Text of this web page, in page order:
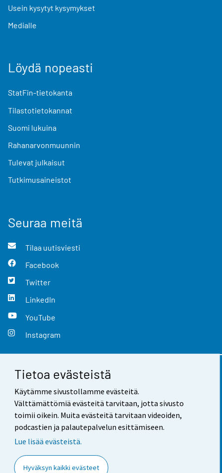
Tietoa evästeistä
Käytämme sivustollamme evästeitä.
Välttämättömiä evästeitä tarvitaan, jotta sivusto
toimii oikein. Muita evästeitä tarvitaan videoiden,
podcastien ja palautepalvelun esittämiseen.
Lue lisää evästeistä.
Hyväksyn kaikki evästeet
Usein kysytyt kysymykset
Medialle
Löydä nopeasti
StatFin-tietokanta
Tilastotietokannat
Suomi lukuina
Rahanarvonmuunnin
Tulevat julkaisut
Tutkimusaineistot
Seuraa meitä
Tilaa uutisviesti
Facebook
Twitter
LinkedIn
YouTube
Instagram
Yhteystiedot
Palaute
Käyttöehdot
Saavutettavuus